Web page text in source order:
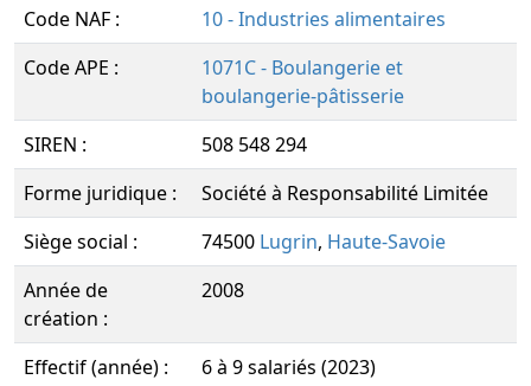
Code NAF :
10 - Industries alimentaires
Code APE :
1071C - Boulangerie et
boulangerie-pâtisserie
SIREN :
508 548 294
Forme juridique :
Société à Responsabilité Limitée
Siège social :
74500 Lugrin, Haute-Savoie
Année de
création :
2008
Effectif (année) :
6 à 9 salariés (2023)